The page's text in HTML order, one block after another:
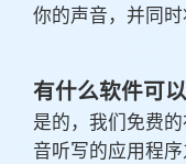
你的声音，并同时
有什么软件可
是的，我们免费
音听写的应用程